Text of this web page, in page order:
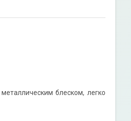
блеском, легко